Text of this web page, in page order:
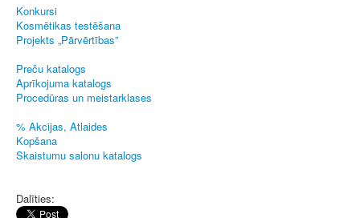
Konkursi
Kosmētikas testēšana
Projekts „Pārvērtības”
Preču katalogs
Aprīkojuma katalogs
Procedūras un meistarklases
% Akcijas, Atlaides
Kopšana
Skaistumu salonu katalogs
Dalīties: